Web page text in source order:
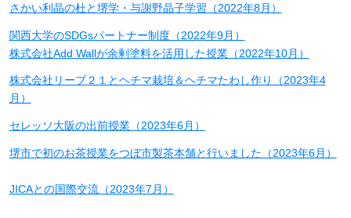
さかい利晶の杜と堺学・与謝野晶子学習（2022年8月）
関西大学のSDGsパートナー制度（2022年9月）
株式会社Add Wallが余剰塗料を活用した授業（2022年10月）
株式会社リーブ２１とヘチマ栽培＆ヘチマたわし作り（2023年4
月）
セレッソ大阪の出前授業（2023年6月）
堺市で初のお茶授業をつぼ市製茶本舗と行いました（2023年6月）
JICAとの国際交流（2023年7月）